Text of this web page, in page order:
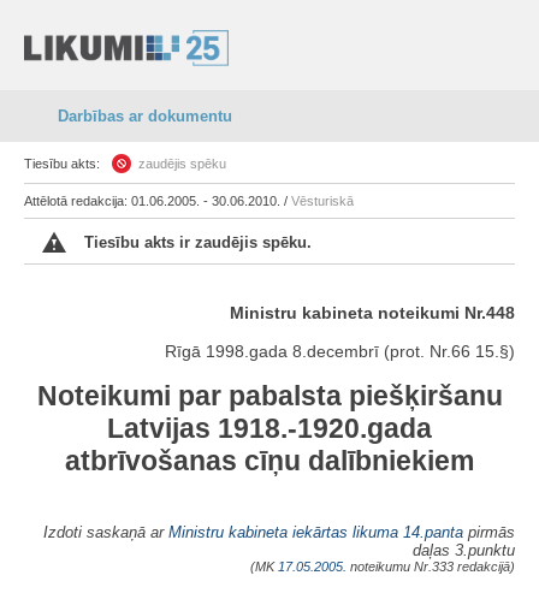
Darbības ar dokumentu
Tiesību akts: zaudējis spēku
Attēlotā redakcija: 01.06.2005. - 30.06.2010. / Vēsturiskā
Tiesību akts ir zaudējis spēku.
Ministru kabineta noteikumi Nr.448
Rīgā 1998.gada 8.decembrī (prot. Nr.66 15.§)
Noteikumi par pabalsta piešķiršanu
Latvijas 1918.-1920.gada
atbrīvošanas cīņu dalībniekiem
Izdoti saskaņā ar Ministru kabineta iekārtas likuma 14.panta pirmās
daļas 3.punktu
(MK 17.05.2005. noteikumu Nr.333 redakcijā)